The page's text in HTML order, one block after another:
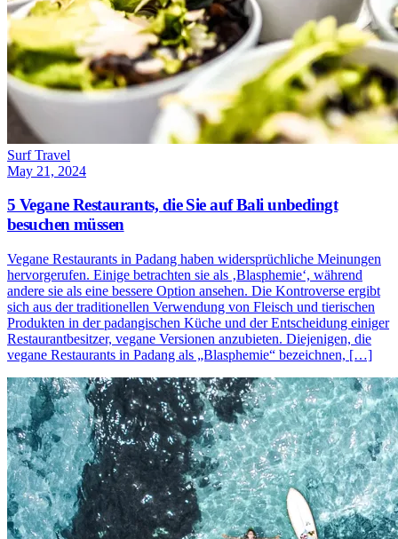
Surf Travel
May 21, 2024
5 Vegane Restaurants, die Sie auf Bali unbedingt
besuchen müssen
Vegane Restaurants in Padang haben widersprüchliche Meinungen
hervorgerufen. Einige betrachten sie als ‚Blasphemie‘, während
andere sie als eine bessere Option ansehen. Die Kontroverse ergibt
sich aus der traditionellen Verwendung von Fleisch und tierischen
Produkten in der padangischen Küche und der Entscheidung einiger
Restaurantbesitzer, vegane Versionen anzubieten. Diejenigen, die
vegane Restaurants in Padang als „Blasphemie“ bezeichnen, […]